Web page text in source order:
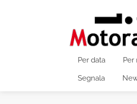
Per data Per
Segnala